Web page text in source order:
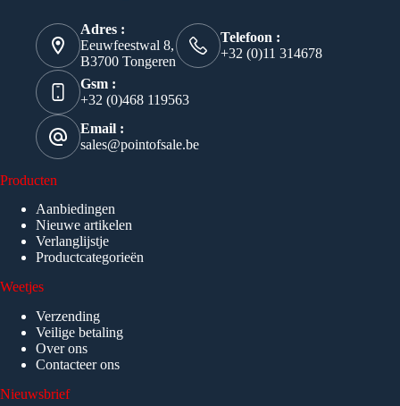
Adres :
Eeuwfeestwal 8,
B3700 Tongeren
Telefoon :
+32 (0)11 314678
Gsm :
+32 (0)468 119563
Email :
sales@pointofsale.be
Producten
Aanbiedingen
Nieuwe artikelen
Verlanglijstje
Productcategorieën
Weetjes
Verzending
Veilige betaling
Over ons
Contacteer ons
Nieuwsbrief